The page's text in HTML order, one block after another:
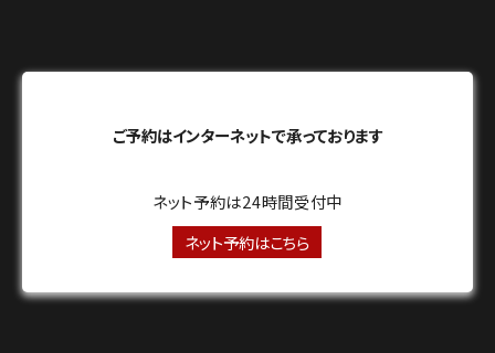
ご予約はインターネットで承っております
ネット予約は24時間受付中
ネット予約はこちら